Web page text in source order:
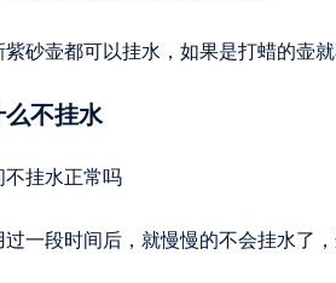
砂壶都可以挂水，如果是打蜡的壶就
么不挂水
一段时间后，就慢慢的不会挂水了